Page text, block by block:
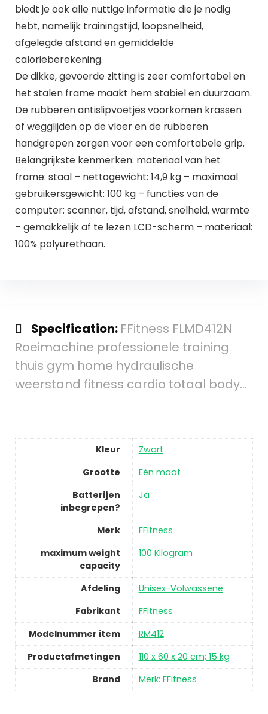
biedt je ook alle nuttige informatie die je nodig
hebt, namelijk trainingstijd, loopsnelheid,
afgelegde afstand en gemiddelde
calorieberekening.
De dikke, gevoerde zitting is zeer comfortabel en
het stalen frame maakt hem stabiel en duurzaam.
De rubberen antislipvoetjes voorkomen krassen
of wegglijden op de vloer en de rubberen
handgrepen zorgen voor een comfortabele grip.
Belangrijkste kenmerken: materiaal van het
frame: staal – nettogewicht: 14,9 kg – maximaal
gebruikersgewicht: 100 kg – functies van de
computer: scanner, tijd, afstand, snelheid, warmte
– gemakkelijk af te lezen LCD-scherm – materiaal:
100% polyurethaan.
Specification: FFitness FLMD412N
Roeimachine professionele training
thuis gym home hydraulische
weerstand fitness cardio totaal body…
Kleur
Zwart
Grootte
Eén maat
Batterijen
inbegrepen?
Ja
Merk
FFitness
maximum weight
capacity
100 Kilogram
Afdeling
Unisex-Volwassene
Fabrikant
FFitness
Modelnummer item
RM412
Productafmetingen
110 x 60 x 20 cm; 15 kg
Brand
Merk: FFitness